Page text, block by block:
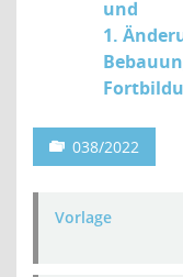
und
1.
038/2022
Vorlage